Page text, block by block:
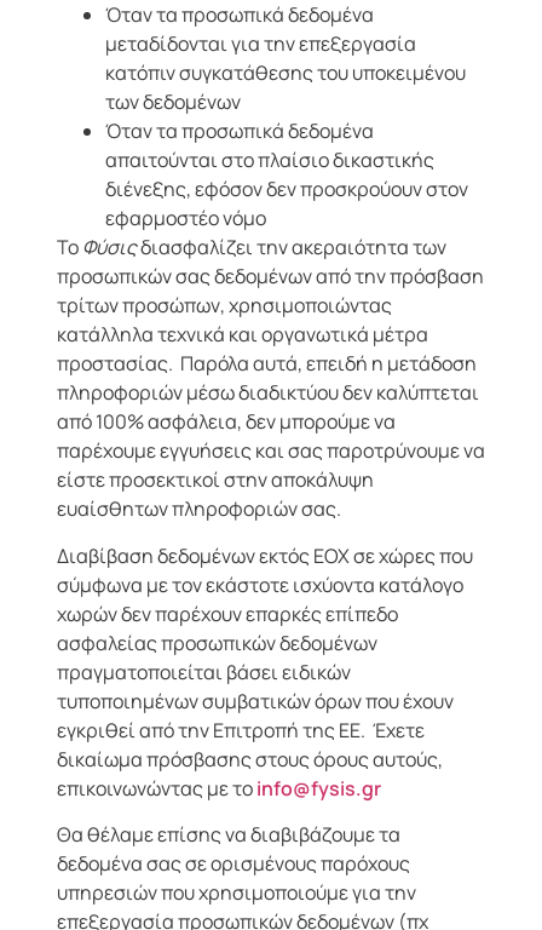
Όταν τα προσωπικά δεδομένα
μεταδίδονται για την επεξεργασία
κατόπιν συγκατάθεσης του υποκειμένου
των δεδομένων
Όταν τα προσωπικά δεδομένα
απαιτούνται στο πλαίσιο δικαστικής
διένεξης, εφόσον δεν προσκρούουν στον
εφαρμοστέο νόμο
ΤοΦύσιςδιασφαλίζει την ακεραιότητα των
προσωπικών σας δεδομένων από την πρόσβαση
τρίτων προσώπων, χρησιμοποιώντας
κατάλληλα τεχνικά και οργανωτικά μέτρα
προστασίας. Παρόλα αυτά, επειδή η μετάδοση
πληροφοριών μέσω διαδικτύου δεν καλύπτεται
από 100% ασφάλεια, δεν μπορούμε να
παρέχουμε εγγυήσεις και σας παροτρύνουμε να
είστε προσεκτικοί στην αποκάλυψη
ευαίσθητων πληροφοριών σας.
Διαβίβαση δεδομένων εκτός ΕΟΧ σε χώρες που
σύμφωνα με τον εκάστοτε ισχύοντα κατάλογο
χωρών δεν παρέχουν επαρκές επίπεδο
ασφαλείας προσωπικών δεδομένων
πραγματοποιείται βάσει ειδικών
τυποποιημένων συμβατικών όρων που έχουν
εγκριθεί από την Επιτροπή της ΕΕ. Έχετε
δικαίωμα πρόσβασης στους όρους αυτούς,
επικοινωνώντας με τοinfo@fysis.gr
Θα θέλαμε επίσης να διαβιβάζουμε τα
δεδομένα σας σε ορισμένους παρόχους
υπηρεσιών που χρησιμοποιούμε για την
επεξεργασία προσωπικών δεδομένων (πχ